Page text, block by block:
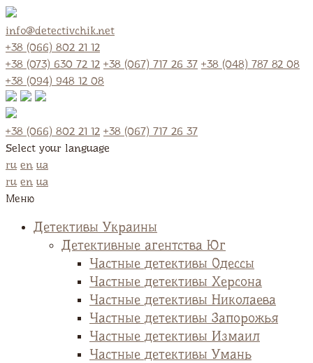
info@detectivchik.net
+38 (066) 802 21 12
+38 (073) 630 72 12 +38 (067) 717 26 37 +38 (048) 787 82 08
+38 (094) 948 12 08
+38 (066) 802 21 12 +38 (067) 717 26 37
Select your language
ru en ua
ru en ua
Меню
Детективы Украины
Детективные агентства Юг
Частные детективы Одессы
Частные детективы Херсона
Частные детективы Николаева
Частные детективы Запорожья
Частные детективы Измаил
Частные детективы Умань